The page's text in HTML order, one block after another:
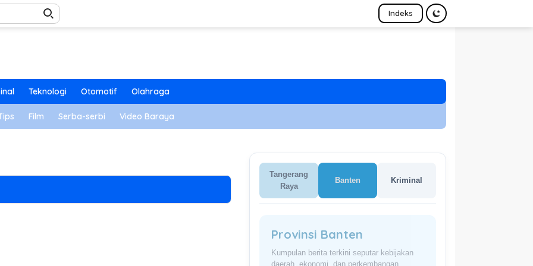
Indeks
Teknologi Otomotif Olahraga
Film Serba-serbi Video Baraya
Berikut Tips 5 Cara
Tangerang
Raya
Banten Kriminal
Provinsi Banten
Kumpulan berita terkini seputar kebijakan
daerah, ekonomi, dan perkembangan